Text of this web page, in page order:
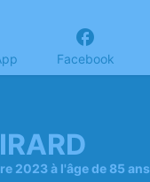
Facebook
2023 à l'âge de 85 ans